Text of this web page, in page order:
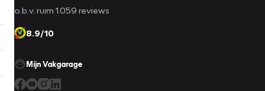
o.b.v. ruim 1.059 reviews
8.9/10
Mijn Vakgarage